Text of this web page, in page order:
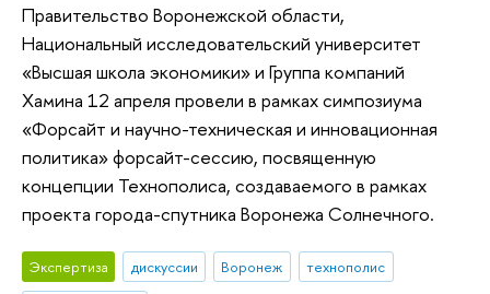
Правительство Воронежской области,
Национальный исследовательский университет
«Высшая школа экономики» и Группа компаний
Хамина 12 апреля провели в рамках симпозиума
«Форсайт и научно-техническая и инновационная
политика» форсайт-сессию, посвященную
концепции Технополиса, создаваемого в рамках
проекта города-спутника Воронежа Солнечного.
Экспертиза дискуссии Воронеж
технополис